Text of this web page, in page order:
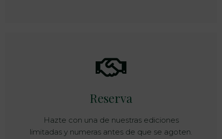
Reserva
Hazte con una de nuestras ediciones
limitadas y numeras antes de que se agoten.